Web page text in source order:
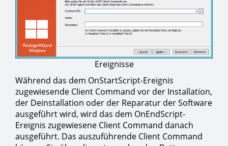
Ereignisse
Während das dem OnStartScript-Ereignis
zugewiesende Client Command vor der Installation,
der Deinstallation oder der Reparatur der Software
ausgeführt wird, wird das dem OnEndScript-
Ereignis zugewiesene Client Command danach
ausgeführt. Das auszuführende Client Command